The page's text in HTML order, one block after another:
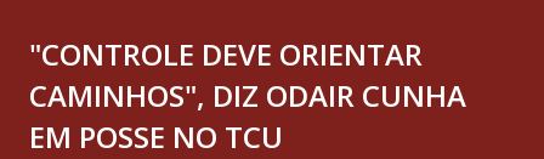
"CONTROLE DEVE ORIENTAR
CAMINHOS", DIZ ODAIR CUNHA
EM POSSE NO TCU